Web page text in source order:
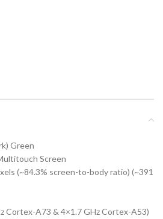
Green
Screen
(~84.3% screen-to-body ratio) (~391
Cortex-A73 & 4×1.7 GHz Cortex-A53)